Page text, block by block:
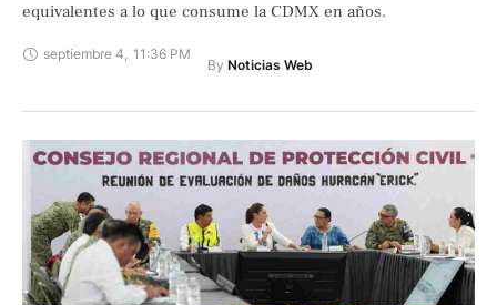
equivalentes a lo que consume la CDMX en años.
septiembre 4, 11:36 PM
By Noticias Web